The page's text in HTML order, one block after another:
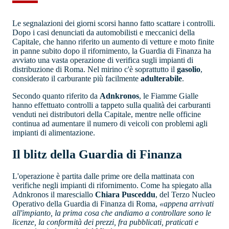
Le segnalazioni dei giorni scorsi hanno fatto scattare i controlli.
Dopo i casi denunciati da automobilisti e meccanici della
Capitale, che hanno riferito un aumento di vetture e moto finite
in panne subito dopo il rifornimento, la Guardia di Finanza ha
avviato una vasta operazione di verifica sugli impianti di
distribuzione di Roma. Nel mirino c'è soprattutto il gasolio,
considerato il carburante più facilmente adulterabile.
Secondo quanto riferito da Adnkronos, le Fiamme Gialle
hanno effettuato controlli a tappeto sulla qualità dei carburanti
venduti nei distributori della Capitale, mentre nelle officine
continua ad aumentare il numero di veicoli con problemi agli
impianti di alimentazione.
Il blitz della Guardia di Finanza
L'operazione è partita dalle prime ore della mattinata con
verifiche negli impianti di rifornimento. Come ha spiegato alla
Adnkronos il maresciallo Chiara Pusceddu, del Terzo Nucleo
Operativo della Guardia di Finanza di Roma, «appena arrivati
all'impianto, la prima cosa che andiamo a controllare sono le
licenze, la conformità dei prezzi, fra pubblicati, praticati e